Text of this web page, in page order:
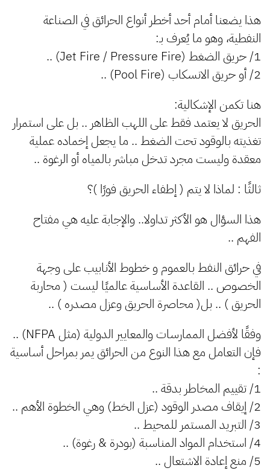
هذا يضعنا أمام أحد أخطر أنواع الحرائق في الصناعة
النفطية، وهو ما يُعرف بـ:
1/ حريق الضغط (Jet Fire / Pressure Fire) ..
2/ أو حريق الانسكاب (Pool Fire) ..
هنا تكمن الإشكالية:
الحريق لا يعتمد فقط على اللهب الظاهر .. بل على استمرار
تغذيته بالوقود تحت الضغط .. ما يجعل إخماده عملية
معقدة وليست مجرد تدخل مباشر بالمياه أو الرغوة ..
ثالثًا : لماذا لا يتم ( إطفاء الحريق فورًا )؟
هذا السؤال هو الأكثر تداولا.. والإجابة عليه هي مفتاح
الفهم ..
في حرائق النفط بالعموم و خطوط الأنابيب على وجهة
الخصوص .. القاعدة الأساسية عالميًا ليست ( محاربة
الحريق ) .. بل( محاصرة الحريق وعزل مصدره ) ..
وفقًا لأفضل الممارسات والمعايير الدولية (مثل NFPA) ..
فإن التعامل مع هذا النوع من الحرائق يمر بمراحل أساسية
:
1/ تقييم المخاطر بدقة ..
2/ إيقاف مصدر الوقود (عزل الخط) وهي الخطوة الأهم ..
3/ التبريد المستمر للمحيط ..
4/ استخدام المواد المناسبة (بودرة & رغوة) ..
5/ منع إعادة الاشتعال ..